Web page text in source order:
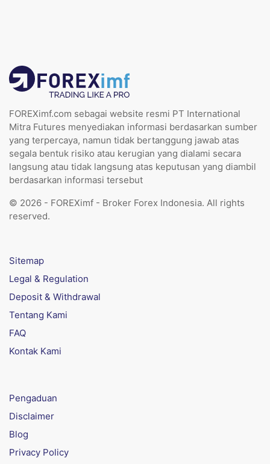
FOREXimf.com sebagai website resmi PT International
Mitra Futures menyediakan informasi berdasarkan sumber
yang terpercaya, namun tidak bertanggung jawab atas
segala bentuk risiko atau kerugian yang dialami secara
langsung atau tidak langsung atas keputusan yang diambil
berdasarkan informasi tersebut
© 2026 - FOREXimf - Broker Forex Indonesia. All rights
reserved.
Sitemap
Legal & Regulation
Deposit & Withdrawal
Tentang Kami
FAQ
Kontak Kami
Pengaduan
Disclaimer
Blog
Privacy Policy